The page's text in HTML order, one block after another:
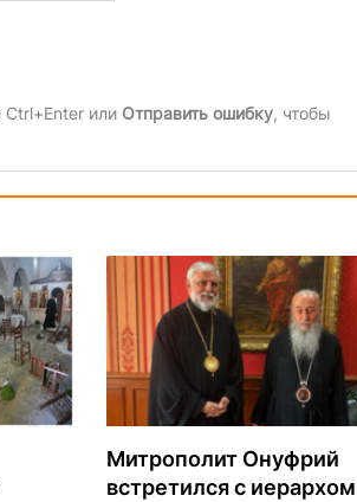
или Отправить ошибку, чтобы
Митрополит Онуфрий
встретился с иерархом